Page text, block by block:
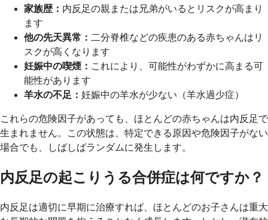
家族歴： 内反足の親または兄弟がいるとリスクが高まり
ます
他の先天異常： 二分脊椎などの疾患のある赤ちゃんはリ
スクが高くなります
妊娠中の喫煙： これにより、可能性がわずかに高まる可
能性があります
羊水の不足： 妊娠中の羊水が少ない（羊水過少症）
これらの危険因子があっても、ほとんどの赤ちゃんは内反足で
生まれません。この状態は、特定できる原因や危険因子がない
場合でも、しばしばランダムに発生します。
内反足の起こりうる合併症は何ですか？
内反足は適切に早期に治療すれば、ほとんどのお子さんは重大